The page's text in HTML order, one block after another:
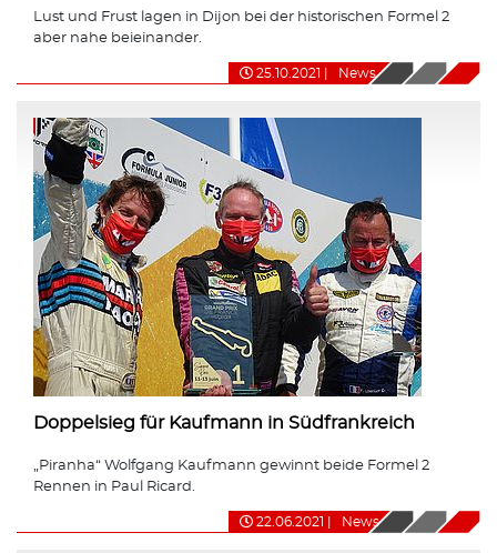
Lust und Frust lagen in Dijon bei der historischen Formel 2
aber nahe beieinander.
25.10.2021 News
Doppelsieg für Kaufmann in Südfrankreich
„Piranha“ Wolfgang Kaufmann gewinnt beide Formel 2
Rennen in Paul Ricard.
22.06.2021 News